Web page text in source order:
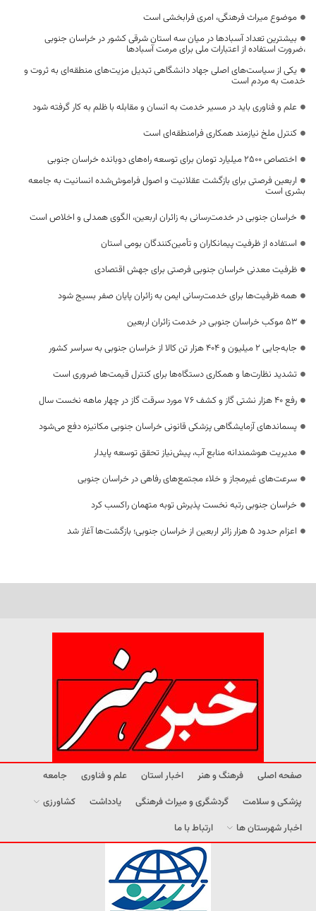
موضوع میراث فرهنگی، امری فرابخشی است
بیشترین تعداد آسبادها در میان سه استان شرقی کشور در خراسان جنوبی
،ضرورت استفاده از اعتبارات ملی برای مرمت آسبادها
یکی از سیاست‌های اصلی جهاد دانشگاهی تبدیل مزیت‌های منطقه‌ای به ثروت و
خدمت به مردم است
علم و فناوری باید در مسیر خدمت به انسان و مقابله با ظلم به کار گرفته شود
کنترل ملخ نیازمند همکاری فرامنطقه‌ای است
اختصاص 2500 میلیارد تومان برای توسعه راه‌های دوبانده خراسان جنوبی
اربعین فرصتی برای بازگشت عقلانیت و اصول فراموش‌شده انسانیت به جامعه
بشری است
خراسان جنوبی در خدمت‌رسانی به زائران اربعین، الگوی همدلی و اخلاص است
استفاده از ظرفیت پیمانکاران و تأمین‌کنندگان بومی استان
ظرفیت معدنی خراسان جنوبی فرصتی برای جهش اقتصادی
همه ظرفیت‌ها برای خدمت‌رسانی ایمن به زائران پایان صفر بسیج شود
53 موکب خراسان جنوبی در خدمت زائران اربعین
جابه‌جایی 2 میلیون و 404 هزار تن کالا از خراسان جنوبی به سراسر کشور
تشدید نظارت‌ها و همکاری دستگاه‌ها برای کنترل قیمت‌ها ضروری است
رفع 40 هزار نشتی گاز و کشف 76 مورد سرقت گاز در چهار ماهه نخست سال
پسماندهای آزمایشگاهی پزشکی قانونی خراسان جنوبی مکانیزه دفع می‌شود
مدیریت هوشمندانه منابع آب، پیش‌نیاز تحقق توسعه پایدار
سرعت‌های غیرمجاز و خلاء مجتمع‌های رفاهی در خراسان جنوبی
خراسان جنوبی رتبه نخست پذیرش توبه متهمان راکسب کرد
اعزام حدود 5 هزار زائر اربعین از خراسان جنوبی؛ بازگشت‌ها آغاز شد
صفحه اصلی فرهنگ و هنر اخبار استان علم و فناوری
جامعه
پزشکی و سلامت
گردشگری و میراث فرهنگی یادداشت
کشاورزی
اخبار شهرستان ها
ارتباط با ما